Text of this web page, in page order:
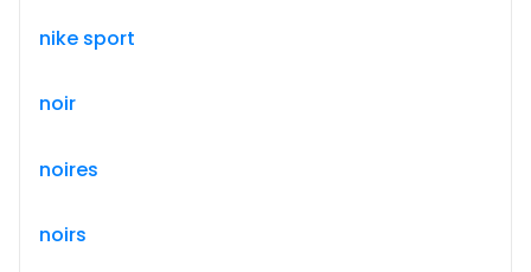
nike sport
noir
noires
noirs